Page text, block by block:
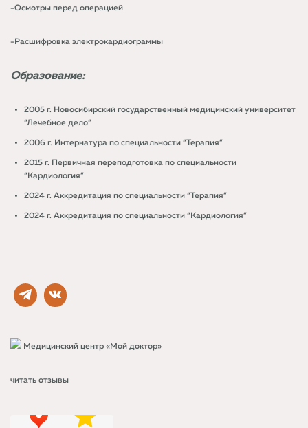
-Осмотры перед операцией
-Расшифровка электрокардиограммы
Образование:
2005 г. Новосибирский государственный медицинский университет
“Лечебное дело”
2006 г. Интернатура по специальности “Терапия”
2015 г. Первичная переподготовка по специальности
“Кардиология”
2024 г. Аккредитация по специальности “Терапия”
2024 г. Аккредитация по специальности “Кардиология”
Медицинский центр «Мой доктор»
читать отзывы